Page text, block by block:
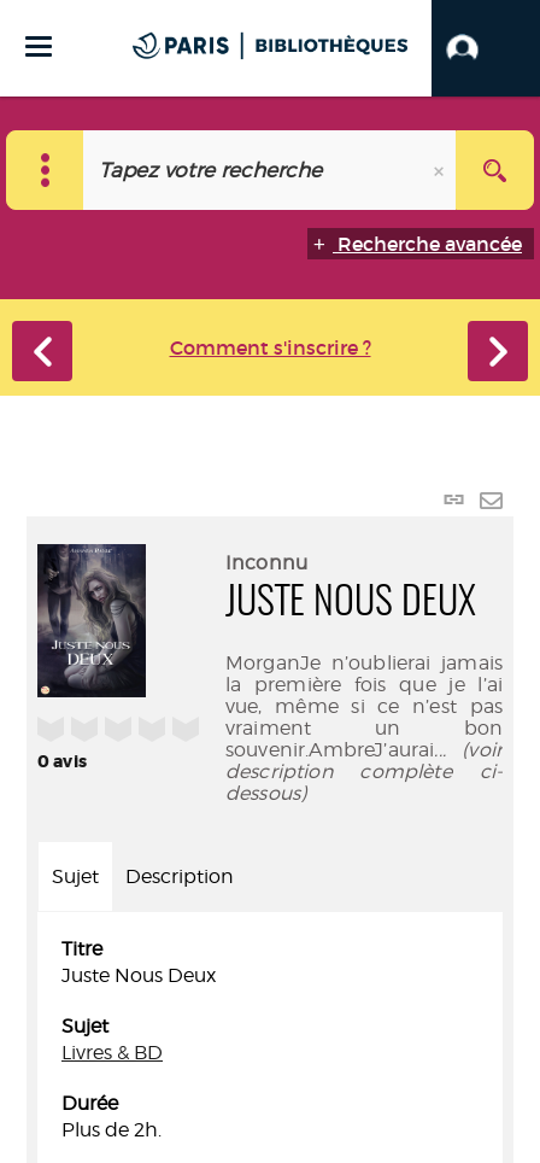
Recherche avancée
Comment s'inscrire ?
Lien
0avis
Inconnu
JUSTE NOUS DEUX
MorganJe n’oublierai jamais
la première fois que je l’ai
vue, même si ce n’est pas
vraiment un bon
souvenir.AmbreJ’aurai... (voir
description complète ci-
dessous)
Sujet Description
Titre
Juste Nous Deux
Sujet
Livres & BD
Durée
Plus de 2h.